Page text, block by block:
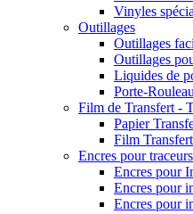
Vinyles
Outillages
Outillages
Outillages
Liquides de
Porte-
Film de Transfert -
Papier
Film Transfert
Encres pour traceurs
Encres pour
Encres pour
Encres pour